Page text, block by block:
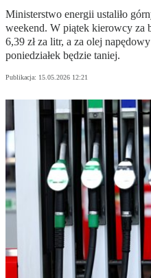
Ministerstwo energii ustaliło
weekend. W piątek kierowcy za
6,39 zł za litr, a za olej
poniedziałek będzie taniej.
Publikacja: 15.05.2026 12:21